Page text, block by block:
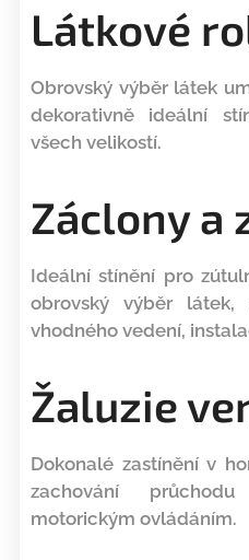
Látkové
Obrovský výběr látek
dekorativně ideální
všech velikostí.
Záclony a
Ideální stínění pro
obrovský výběr
vhodného vedení,
Žaluzie
Dokonalé zastínění v
zachování
motorickým ovládáním.